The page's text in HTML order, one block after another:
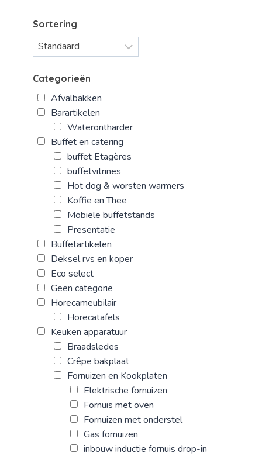
Sortering
Categorieën
Afvalbakken
Barartikelen
Waterontharder
Buffet en catering
buffet Etagères
buffetvitrines
Hot dog & worsten warmers
Koffie en Thee
Mobiele buffetstands
Presentatie
Buffetartikelen
Deksel rvs en koper
Eco select
Geen categorie
Horecameubilair
Horecatafels
Keuken apparatuur
Braadsledes
Crêpe bakplaat
Fornuizen en Kookplaten
Elektrische fornuizen
Fornuis met oven
Fornuizen met onderstel
Gas fornuizen
inbouw inductie fornuis drop-in